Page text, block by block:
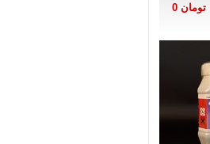
تومان 0